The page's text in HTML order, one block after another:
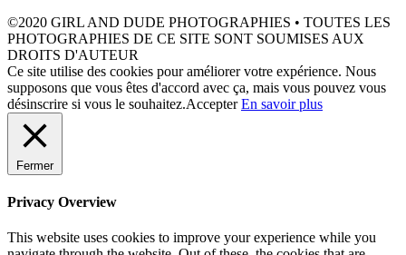
©2020 GIRL AND DUDE PHOTOGRAPHIES • TOUTES LES
PHOTOGRAPHIES DE CE SITE SONT SOUMISES AUX
DROITS D'AUTEUR
Ce site utilise des cookies pour améliorer votre expérience. Nous
supposons que vous êtes d'accord avec ça, mais vous pouvez vous
désinscrire si vous le souhaitez.Accepter En savoir plus
Fermer
Privacy Overview
This website uses cookies to improve your experience while you